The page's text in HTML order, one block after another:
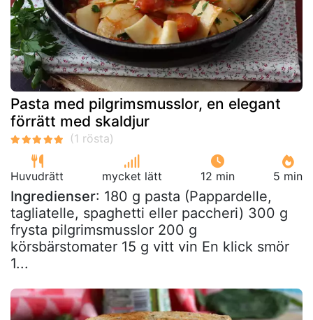
Pasta med pilgrimsmusslor, en elegant
förrätt med skaldjur
Huvudrätt mycket lätt 12 min 5 min
Ingredienser: 180 g pasta (Pappardelle,
tagliatelle, spaghetti eller paccheri) 300 g
frysta pilgrimsmusslor 200 g
körsbärstomater 15 g vitt vin En klick smör
1...